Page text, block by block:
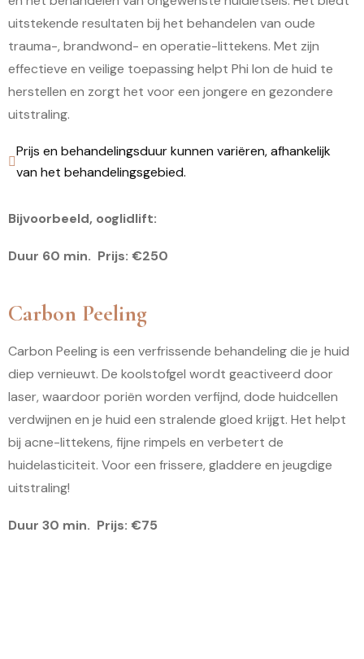
uitstekende resultaten bij het behandelen van oude
trauma-, brandwond- en operatie-littekens. Met zijn
effectieve en veilige toepassing helpt Phi Ion de huid te
herstellen en zorgt het voor een jongere en gezondere
uitstraling.
Prijs en behandelingsduur kunnen variëren, afhankelijk
van het behandelingsgebied.
Bijvoorbeeld, ooglidlift:
Duur 60 min. Prijs: €250
Carbon Peeling
Carbon Peeling is een verfrissende behandeling die je huid
diep vernieuwt. De koolstofgel wordt geactiveerd door
laser, waardoor poriën worden verfijnd, dode huidcellen
verdwijnen en je huid een stralende gloed krijgt. Het helpt
bij acne-littekens, fijne rimpels en verbetert de
huidelasticiteit. Voor een frissere, gladdere en jeugdige
uitstraling!
Duur 30 min. Prijs: €75